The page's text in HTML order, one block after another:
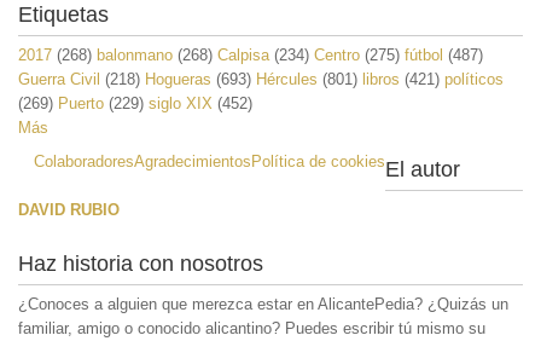
Etiquetas
2017 (268) balonmano (268) Calpisa (234) Centro (275) fútbol (487)
Guerra Civil (218) Hogueras (693) Hércules (801) libros (421) políticos
(269) Puerto (229) siglo XIX (452)
Más
ColaboradoresAgradecimientos Política de cookiesEl autor
DAVID RUBIO
Haz historia con nosotros
¿Conoces a alguien que merezca estar en AlicantePedia? ¿Quizás un
familiar, amigo o conocido alicantino? Puedes escribir tú mismo su